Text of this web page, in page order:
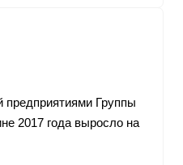
предприятиями Группы
2017 года выросло на